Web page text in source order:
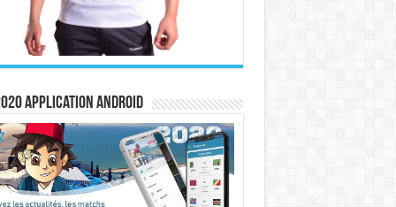
Application Android